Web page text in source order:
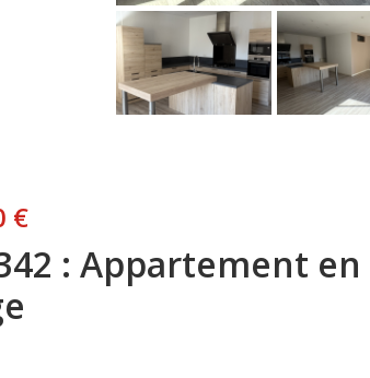
€
: Appartement